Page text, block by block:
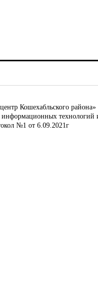
Кошехабльского района»
информационных
№1 от 6.09.2021г